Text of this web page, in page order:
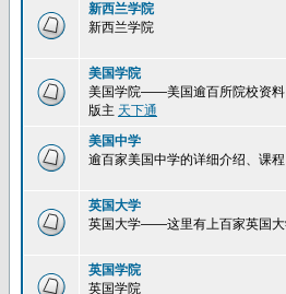
新西兰学院
新西兰学院
美国学院
美国学院——美国逾百所院校资
版主 天下通
美国中学
逾百家美国中学的详细介绍、课
英国大学
英国大学——这里有上百家英国大
英国学院
英国学院